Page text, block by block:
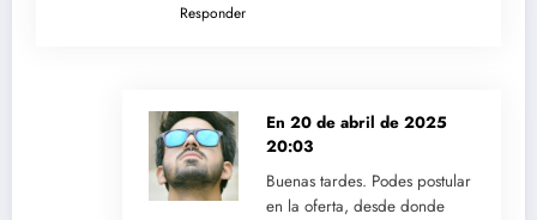
Responder
En 20 de abril de 2025
20:03
Buenas tardes. Podes postular
en la oferta, desde donde